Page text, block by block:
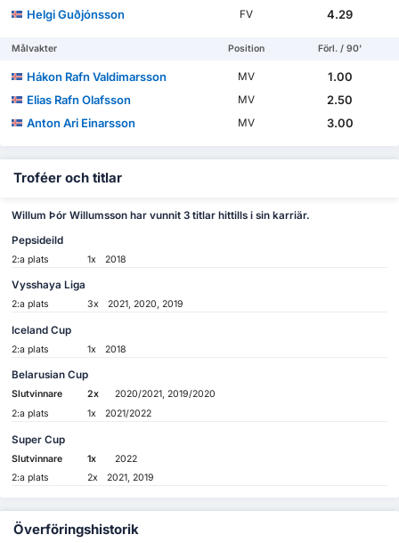
Helgi Guðjónsson
FV 4.29
Målvakter Position Förl. / 90'
Hákon Rafn Valdimarsson MV
1.00
Elias Rafn Olafsson
MV
2.50
Anton Ari Einarsson
MV 3.00
Troféer och titlar
Willum Þór Willumsson har vunnit 3 titlar hittills i sin karriär.
Pepsideild
2:a plats 1x 2018
Vysshaya Liga
2:a plats 3x 2021, 2020, 2019
Iceland Cup
2:a plats 1x 2018
Belarusian Cup
Slutvinnare 2x
2020/2021, 2019/2020
2:a plats
1x 2021/2022
Super Cup
Slutvinnare 1x
2022
2:a plats
2x 2021, 2019
Överföringshistorik